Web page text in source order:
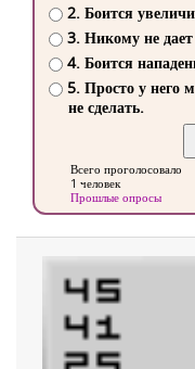
2. Боится
3. Никому не
4. Боится
5. Просто у него
не сделать.
Всего проголосовало
1 человек
Прошлые опросы